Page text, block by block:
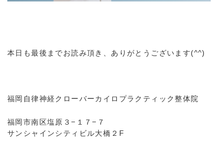
本日も最後までお読み頂き、ありがとうございます(^^)
福岡自律神経クローバーカイロプラクティック整体院
福岡市南区塩原３−１７−７
サンシャインシティビル大橋２F